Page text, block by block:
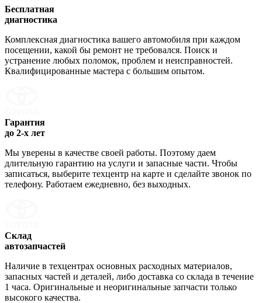
Бесплатная
диагностика
Комплексная диагностика вашего автомобиля при каждом
посещении, какой бы ремонт не требовался. Поиск и
устранение любых поломок, проблем и неисправностей.
Квалифицированные мастера с большим опытом.
Гарантия
до 2-х лет
Мы уверены в качестве своей работы. Поэтому даем
длительную гарантию на услуги и запасные части. Чтобы
записаться, выберите техцентр на карте и сделайте звонок по
телефону. Работаем ежедневно, без выходных.
Склад
автозапчастей
Наличие в техцентрах основных расходных материалов,
запасных частей и деталей, либо доставка со склада в течение
1 часа. Оригинальные и неоригинальные запчасти только
высокого качества.